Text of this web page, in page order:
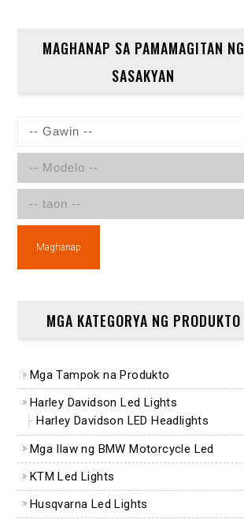
MAGHANAP SA PAMAMAGITAN NG
SASAKYAN
Maghanap
MGA KATEGORYA NG PRODUKTO
Mga Tampok na Produkto
Harley Davidson Led Lights
Harley Davidson LED Headlights
Mga Ilaw ng BMW Motorcycle Led
KTM Led Lights
Husqvarna Led Lights